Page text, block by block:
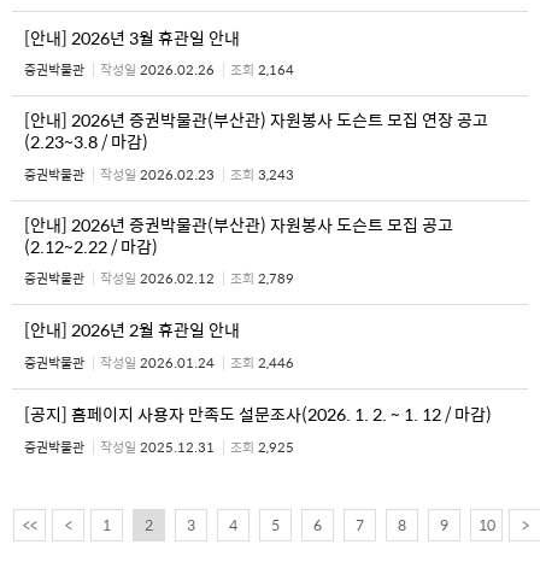
[안내] 2026년 3월 휴관일 안내
증권박물관 작성일 2026.02.26 조회 2,164
[안내] 2026년 증권박물관(부산관) 자원봉사 도슨트 모집 연장 공고
(2.23~3.8 / 마감)
증권박물관 작성일 2026.02.23 조회 3,243
[안내] 2026년 증권박물관(부산관) 자원봉사 도슨트 모집 공고
(2.12~2.22 / 마감)
증권박물관 작성일 2026.02.12 조회 2,789
[안내] 2026년 2월 휴관일 안내
증권박물관 작성일 2026.01.24 조회 2,446
[공지] 홈페이지 사용자 만족도 설문조사(2026. 1. 2. ~ 1. 12 / 마감)
증권박물관 작성일 2025.12.31 조회 2,925
<< < 1 2 3 4 5 6 7 8 9 10 >